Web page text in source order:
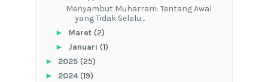
Menyambut Muharram: Tentang Awal
yang Tidak Selalu...
► Maret (2)
► Januari (1)
► 2025 (25)
► 2024(19)